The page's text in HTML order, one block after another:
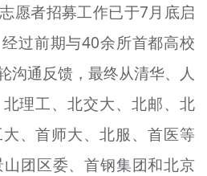
愿者招募工作已于7月底启
过前期与40余所首都高校
沟通反馈，最终从清华、人
理工、北交大、北邮、北
、首师大、北服、首医等
团区委、首钢集团和北京